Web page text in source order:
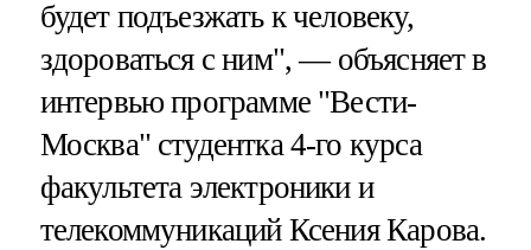
будет подъезжать к человеку,
здороваться с ним", — объясняет в
интервью программе "Вести-
Москва" студентка 4-го курса
факультета электроники и
телекоммуникаций Ксения Карова.